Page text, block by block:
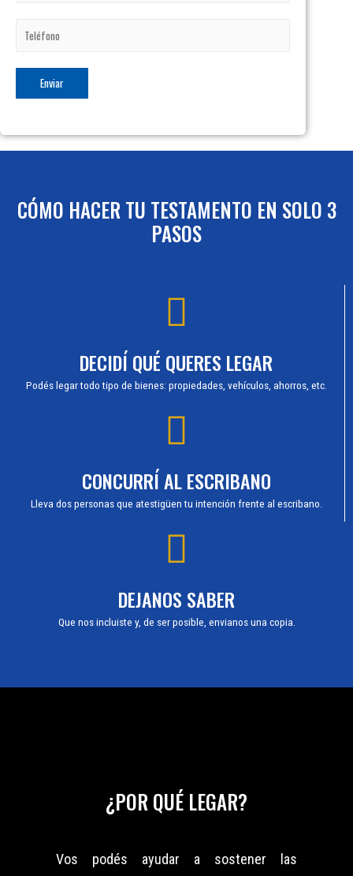
Enviar
CÓMO HACER TU TESTAMENTO EN SOLO 3
PASOS
DECIDÍ QUÉ QUERES LEGAR
Podés legar todo tipo de bienes: propiedades, vehículos, ahorros, etc.
CONCURRÍ AL ESCRIBANO
Lleva dos personas que atestigüen tu intención frente al escribano.
DEJANOS SABER
Que nos incluiste y, de ser posible, envianos una copia.
¿POR QUÉ LEGAR?
Vos podés ayudar a sostener las